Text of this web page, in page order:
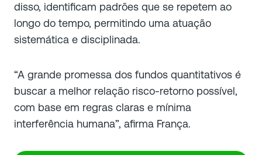
disso, identificam padrões que se repetem ao
longo do tempo, permitindo uma atuação
sistemática e disciplinada.
“A grande promessa dos fundos quantitativos é
buscar a melhor relação risco-retorno possível,
com base em regras claras e mínima
interferência humana”, afirma França.